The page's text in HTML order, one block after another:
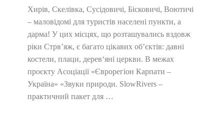
Хирів, Скелівка, Сусідовичі, Бісковичі, Воютичі
– маловідомі для туристів населені пункти, а
дарма! У цих місцях, що розташувались вздовж
ріки Стрв’яж, є багато цікавих об’єктів: давні
костели, плаци, дерев‘яні церкви. В межах
проєкту Асоціації «Єврорегіон Карпати –
Україна» «Звуки природи. SlowRivers –
практичний пакет для …